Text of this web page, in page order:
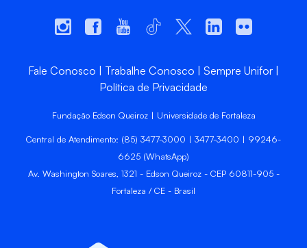
Fale Conosco Trabalhe Conosco
Sempre Unifor
Política de Privacidade
Fundação Edson Queiroz | Universidade de Fortaleza
Central de Atendimento: (85) 3477-3000 | 3477-3400 | 99246-
6625 (WhatsApp)
Av. Washington Soares, 1321 - Edson Queiroz - CEP 60811-905 -
Fortaleza / CE - Brasil